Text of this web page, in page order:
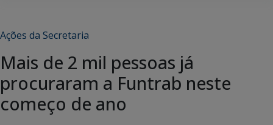
Ações da Secretaria
Mais de 2 mil pessoas já
procuraram a Funtrab neste
começo de ano